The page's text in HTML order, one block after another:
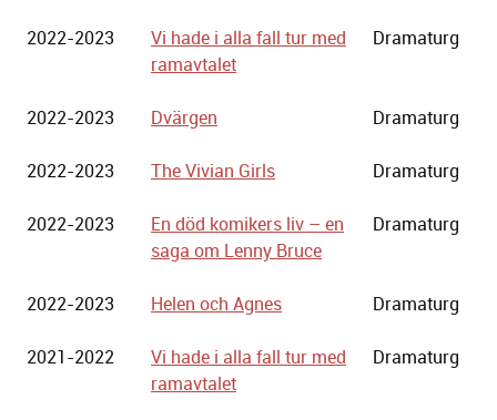
2022-2023
Vi hade i alla fall tur med
ramavtalet
Dramaturg
2022-2023 Dvärgen Dramaturg
2022-2023 The Vivian Girls Dramaturg
2022-2023
En död komikers liv – en
saga om Lenny Bruce
Dramaturg
2022-2023 Helen och Agnes Dramaturg
2021-2022
Vi hade i alla fall tur med
ramavtalet
Dramaturg